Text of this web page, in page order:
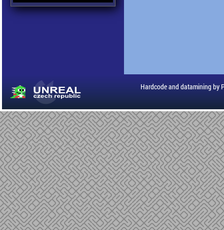
Hardcode and datamining by